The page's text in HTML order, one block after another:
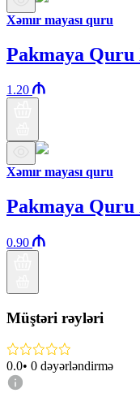
Xəmır mayası quru
Pakmaya Quru
1.20
Xəmır mayası quru
Pakmaya
0.90
Müştəri rəyləri
0.0• 0 dəyərləndirmə